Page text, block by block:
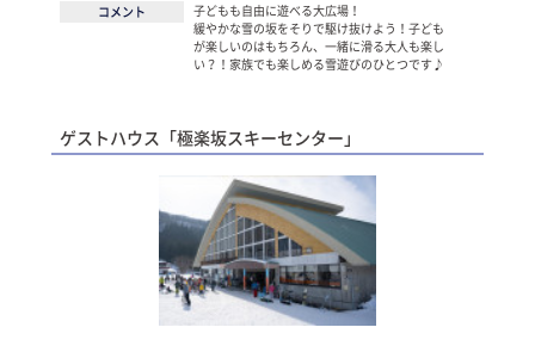
コメント
子どもも自由に遊べる大広場！
緩やかな雪の坂をそりで駆け抜けよう！子ども
が楽しいのはもちろん、一緒に滑る大人も楽し
い？！家族でも楽しめる雪遊びのひとつです♪
ゲストハウス「極楽坂スキーセンター」